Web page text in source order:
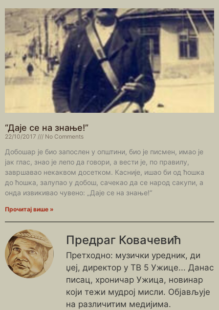
“Даје се на знање!”
22/10/2017 No Comments
Добошар је био запослен у општини, био је писмен, имао је
јак глас, знао је лепо да говори, а вести је, по правилу,
завршавао некаквом досетком. Касније, ишао би од ћошка
до ћошка, залупао у добош, сачекао да се народ сакупи, а
онда извикивао чувено: „Даје се на знање!“
Прочитај више »
Предраг Ковачевић
Претходно: музички уредник, ди
џеј, директор у ТВ 5 Ужице... Данас
писац, хроничар Ужица, новинар
који тежи мудрој мисли. Објављује
на различитим медијима.